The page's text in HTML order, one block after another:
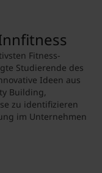
Fitness-
Studierende des
Ideen aus
Building,
zu identifizieren
im Unternehmen